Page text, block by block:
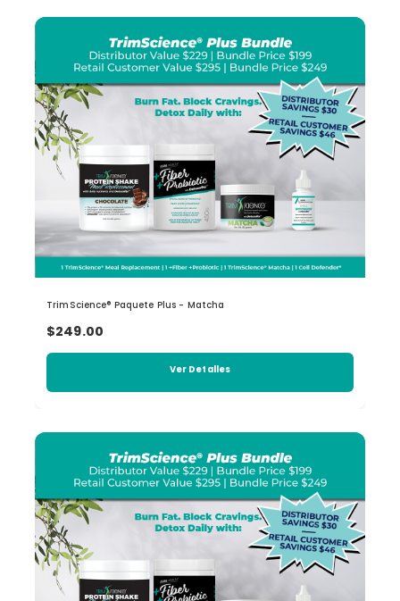
TrimScience® Paquete Plus - Matcha
$249.00
Ver Detalles